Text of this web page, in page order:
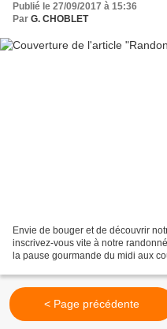
Publié le 27/09/2017 à 15:36
Par G. CHOBLET
Envie de bouger et de découvrir
inscrivez-vous vite à notre
la pause gourmande du midi aux
< Page précédente